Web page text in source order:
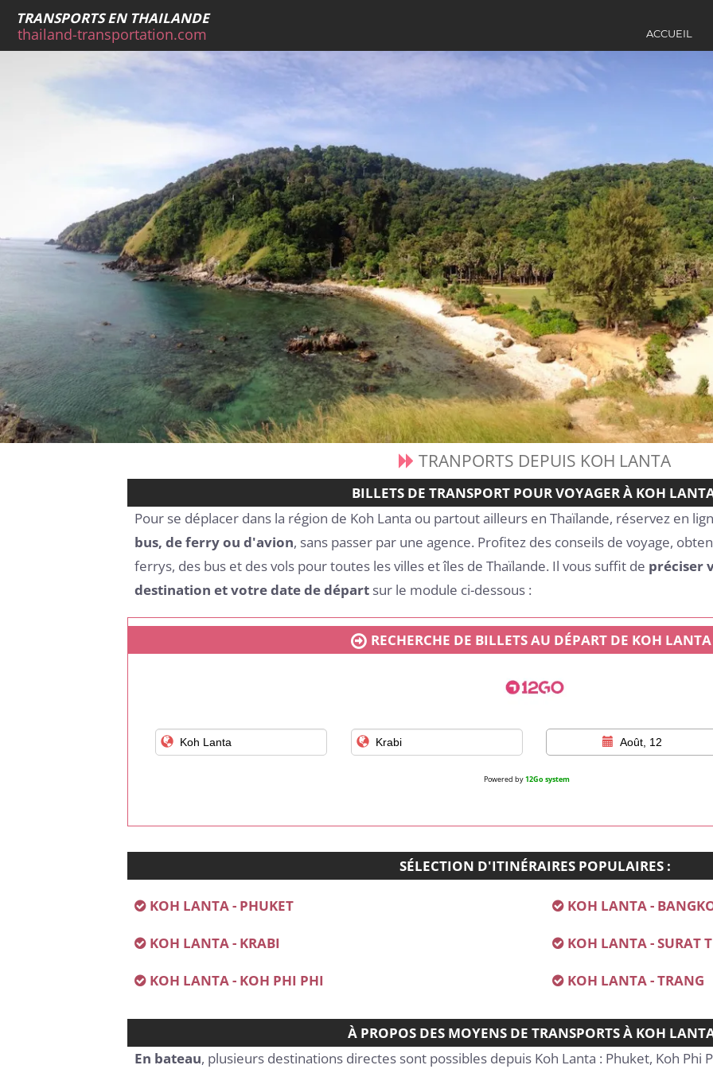
TRANSPORTS ENTHAILANDE
thailand-transportation.com ACCUEIL
TRANPORTS DEPUIS KOH LANTA
BILLETS DE TRANSPORT POUR VOYAGER À KOH
Pour se déplacer dans la région de Koh Lanta ou partout ailleurs en Thaïlande, réservez en
bus, de ferry ou d'avion, sans passer par une agence. Profitez des conseils de voyage,
ferrys, des bus et des vols pour toutes les villes et îles de Thaïlande. Il vous suffit de préciser
destination et votre date de départ sur le module ci-dessous :
RECHERCHE DE BILLETS AU DÉPART DE KOH
Août, 12
Powered by12Go system
SÉLECTION D'ITINÉRAIRES POPULAIRES :
KOH LANTA - PHUKET
KOH LANTA - KRABI
KOH LANTA - KOH PHI PHI
KOH LANTA -
KOH LANTA - SURAT
KOH LANTA - TRANG
À PROPOS DES MOYENS DE TRANSPORTS À KOH
En bateau, plusieurs destinations directes sont possibles depuis Koh Lanta : Phuket, Koh Phi